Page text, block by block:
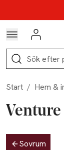
Hoppa till
Logga in
Sök
Start / Hem &
Hoppa till
Sovrum